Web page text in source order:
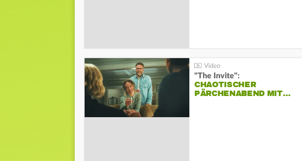
"The Invite":
CHAOTISCHER
PÄRCHENABEND MIT…